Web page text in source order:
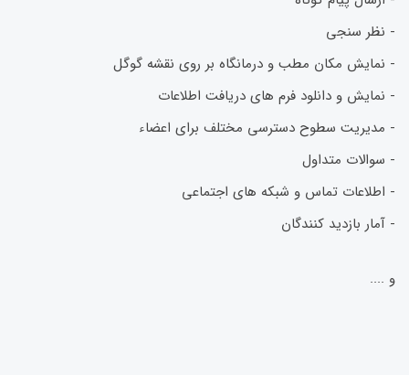
- نظر سنجی
- نمایش مکان مطب و درمانگاه بر روی نقشه گوگل
- نمایش و دانلود فرم های دریافت اطلاعات
- مدیریت سطوح دسترسی مختلف برای اعضاء
- سوالات متداول
- اطلاعات تماس و شبکه های اجتماعی
- آمار بازدید کنندگان
و ....